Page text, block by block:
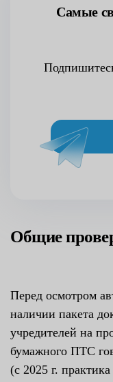
Самые
Общие
Перед осмотром
наличии пакета
учредителей на
бумажного ПТС
(с 2025 г.